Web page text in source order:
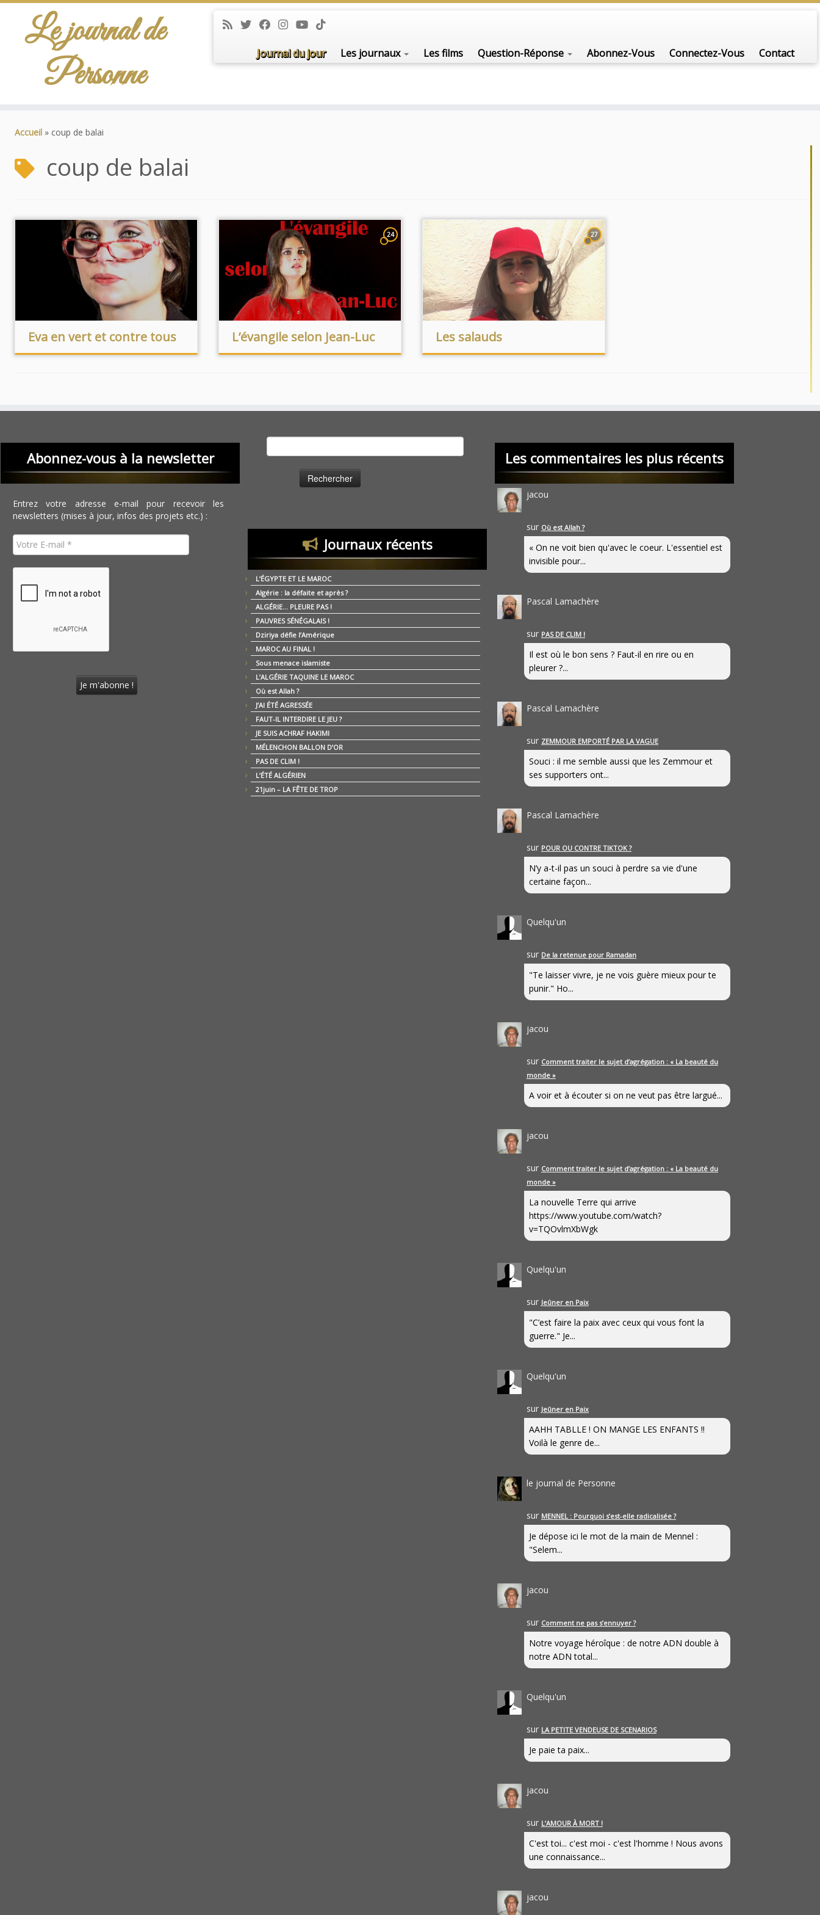
Le journal de
Personne
Journal du jour Les journaux Les films Question-Réponse Abonnez-Vous Connectez-Vous Contact
Accueil » coup de balai
coup de balai
Eva en vert et contre tous
24
L’évangile selon Jean-Luc
27
Les salauds
Abonnez-vous à la newsletter
Entrez votre adresse e-mail pour recevoir les
newsletters (mises à jour, infos des projets etc.) :
Journaux récents
L’ÉGYPTE ET LE MAROC
Algérie : la défaite et après ?
ALGÉRIE… PLEURE PAS !
PAUVRES SÉNÉGALAIS !
Dziriya défie l’Amérique
MAROC AU FINAL !
Sous menace islamiste
L’ALGÉRIE TAQUINE LE MAROC
Où est Allah ?
J’AI ÉTÉ AGRESSÉE
FAUT-IL INTERDIRE LE JEU ?
JE SUIS ACHRAF HAKIMI
MÉLENCHON BALLON D’OR
PAS DE CLIM !
L’ÉTÉ ALGÉRIEN
21juin – LA FÊTE DE TROP
Les commentaires les plus récents
jacou
sur Où est Allah ?
« On ne voit bien qu'avec le coeur. L'essentiel est
invisible pour...
Pascal Lamachère
sur PAS DE CLIM !
Il est où le bon sens ? Faut-il en rire ou en
pleurer ?...
Pascal Lamachère
sur ZEMMOUR EMPORTÉ PAR LA VAGUE
Souci : il me semble aussi que les Zemmour et
ses supporters ont...
Pascal Lamachère
sur POUR OU CONTRE TIKTOK ?
N’y a-t-il pas un souci à perdre sa vie d'une
certaine façon...
Quelqu'un
sur De la retenue pour Ramadan
"Te laisser vivre, je ne vois guère mieux pour te
punir." Ho...
jacou
sur Comment traiter le sujet d’agrégation : « La beauté du
monde »
A voir et à écouter si on ne veut pas être largué...
jacou
sur Comment traiter le sujet d’agrégation : « La beauté du
monde »
La nouvelle Terre qui arrive
https://www.youtube.com/watch?
v=TQOvlmXbWgk
Quelqu'un
sur Jeûner en Paix
"C’est faire la paix avec ceux qui vous font la
guerre." Je...
Quelqu'un
sur Jeûner en Paix
AAHH TABLLE ! ON MANGE LES ENFANTS !!
Voilà le genre de...
le journal de Personne
sur MENNEL : Pourquoi s’est-elle radicalisée ?
Je dépose ici le mot de la main de Mennel :
"Selem...
jacou
sur Comment ne pas s’ennuyer ?
Notre voyage héroîque : de notre ADN double à
notre ADN total...
Quelqu'un
sur LA PETITE VENDEUSE DE SCENARIOS
Je paie ta paix...
jacou
sur L’AMOUR À MORT !
C'est toi... c'est moi - c'est l'homme ! Nous avons
une connaissance...
jacou